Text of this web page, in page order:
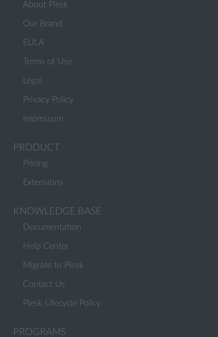
About Plesk
Our Brand
EULA
Terms of Use
Legal
Privacy Policy
Impressum
PRODUCT
Pricing
Extensions
KNOWLEDGE BASE
Documentation
Help Center
Migrate to Plesk
Contact Us
Plesk Lifecycle Policy
PROGRAMS